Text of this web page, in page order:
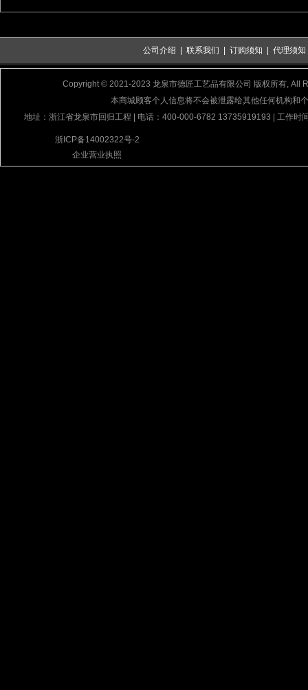
公司介绍 联系我们 订购须知 代理须知
Copyright © 2021-2023 龙泉市德匠工艺品有限公司 版权所有, All
本商城顾客个人信息将不会被泄露给其他任何机构和
地址：浙江省龙泉市回归工程 | 电话：400-000-6782 13735919193 | 工作时
浙ICP备14002322号-2
企业营业执照